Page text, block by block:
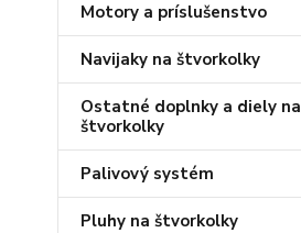
Motory a príslušenstvo
Navijaky na štvorkolky
Ostatné doplnky a diely na
štvorkolky
Palivový systém
Pluhy na štvorkolky